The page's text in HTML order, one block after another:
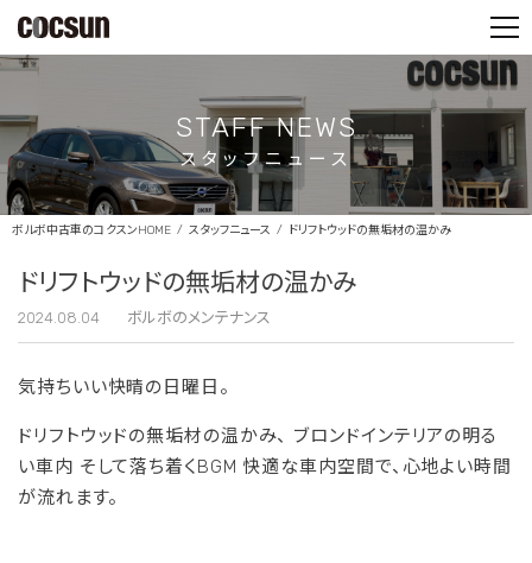
STAFF NEWS
スタッフニュース
ボルボ中古車のコクスンHOME スタッフニュース ドリフトウッドの無垢材の温かみ
ドリフトウッドの無垢材の温かみ
2024.08.04 ボルボのメンテナンス
気持ちいい快晴の日曜日。
ドリフトウッドの無垢材の温かみ、 ブロンドインテリアの明る
い車内 そして落ち着くBGM 快適な車内空間で、心地よい時間
が流れます。